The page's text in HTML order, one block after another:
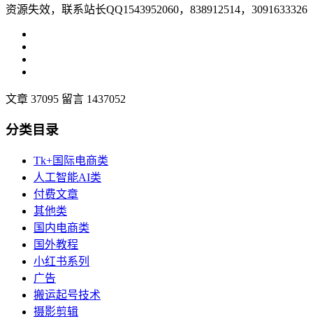
资源失效，联系站长QQ1543952060，838912514，3091633326
文章 37095 留言 1437052
分类目录
Tk+国际电商类
人工智能AI类
付费文章
其他类
国内电商类
国外教程
小红书系列
广告
搬运起号技术
摄影剪辑